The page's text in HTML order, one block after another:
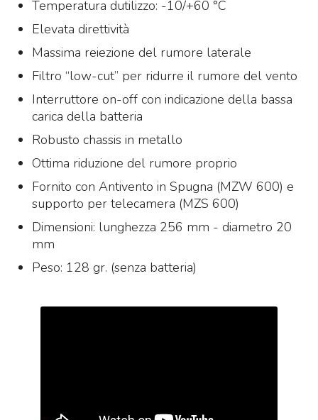
Temperatura dutilizzo: -10/+60 °C
Elevata direttività
Massima reiezione del rumore laterale
Filtro “low-cut” per ridurre il rumore del vento
Interruttore on-off con indicazione della bassa
carica della batteria
Robusto chassis in metallo
Ottima riduzione del rumore proprio
Fornito con Antivento in Spugna (MZW 600) e
supporto per telecamera (MZS 600)
Dimensioni: lunghezza 256 mm - diametro 20
mm
Peso: 128 gr. (senza batteria)